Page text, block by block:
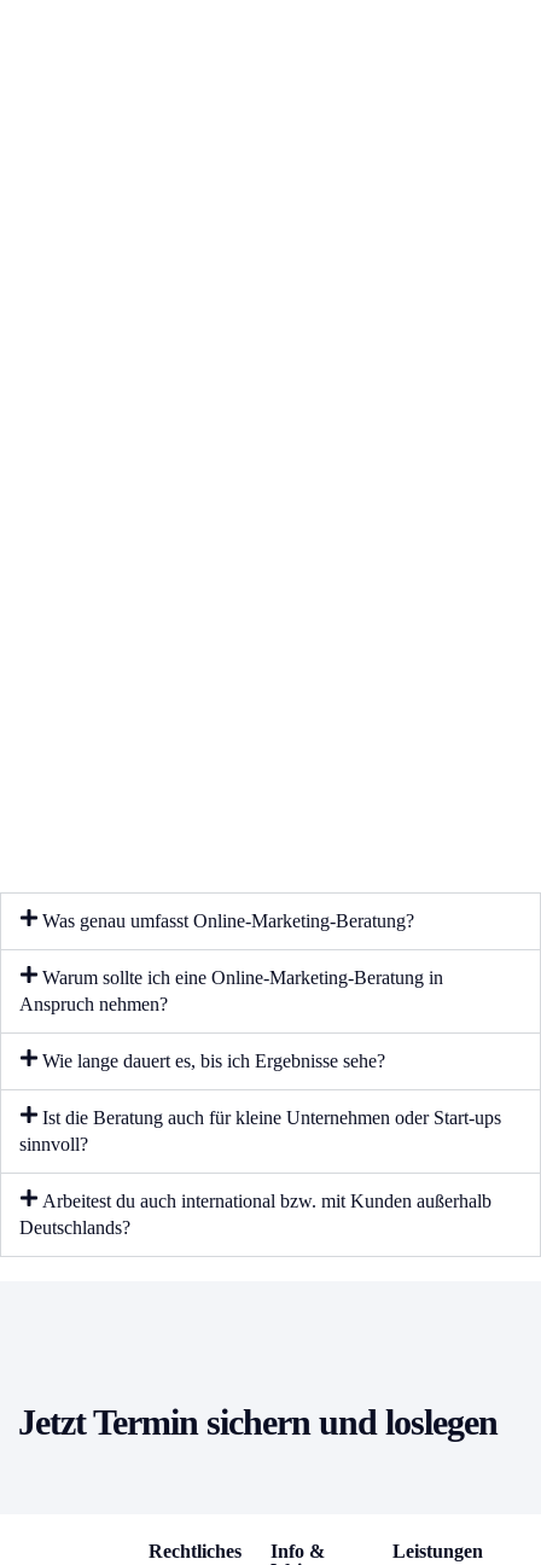
Was genau umfasst Online-Marketing-Beratung?
Warum sollte ich eine Online-Marketing-Beratung in
Anspruch nehmen?
Wie lange dauert es, bis ich Ergebnisse sehe?
Ist die Beratung auch für kleine Unternehmen oder Start‑ups
sinnvoll?
Arbeitest du auch international bzw. mit Kunden außerhalb
Deutschlands?
Jetzt Termin sichern und loslegen
Leistungen
Info &
Rechtliches